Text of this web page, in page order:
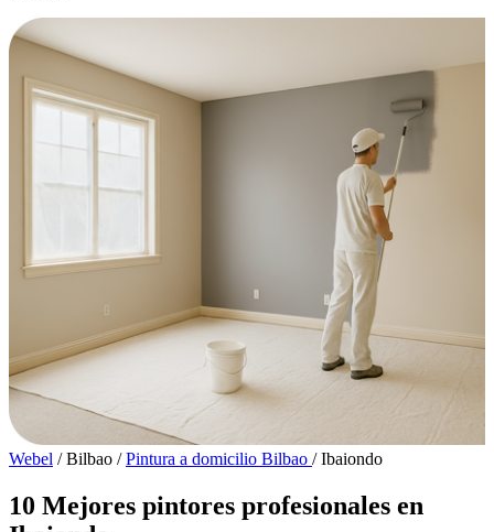
Webel / Bilbao / Pintura a domicilio Bilbao / Ibaiondo
10 Mejores pintores profesionales en